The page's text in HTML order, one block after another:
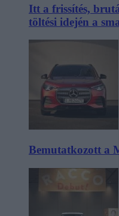
Itt a frissítés,
töltési idején a
Bemutatkozott a